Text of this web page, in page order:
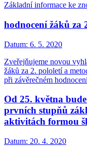
Základní informace ke
hodnocení žáků za
Datum: 6. 5. 2020
Zveřejňujeme novou
žáků za 2. pololetí a
při závěrečném
Od 25. května
prvních stupňů
aktivitách formou
Datum: 20. 4. 2020